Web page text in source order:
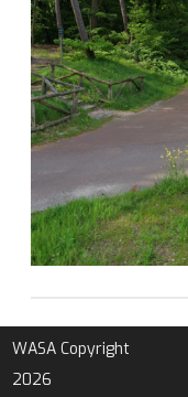
WASA Copyright
2026